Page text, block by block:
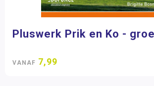
Pluswerk Prik en Ko -
VANAF 7,99